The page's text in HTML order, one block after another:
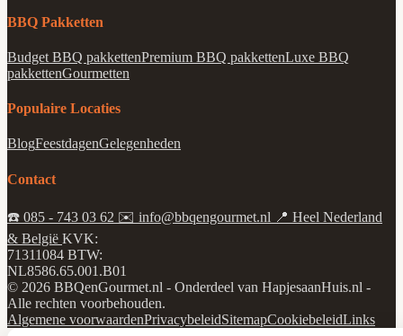
BBQ Pakketten
Budget BBQ pakkettenPremium BBQ pakkettenLuxe BBQ
pakkettenGourmetten
Populaire Locaties
BlogFeestdagenGelegenheden
Contact
☎️ 085 - 743 03 62 ✉️ info@bbqengourmet.nl 📍 Heel Nederland
& België KVK:
71311084 BTW:
NL8586.65.001.B01
© 2026 BBQenGourmet.nl - Onderdeel van HapjesaanHuis.nl -
Alle rechten voorbehouden.
Algemene voorwaardenPrivacybeleidSitemapCookiebeleidLinks